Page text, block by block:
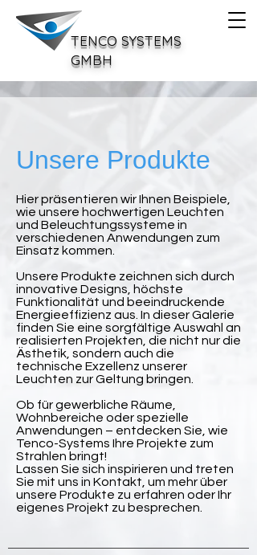
TENCO SYSTEMS
GMBH
Unsere Produkte
Hier präsentieren wir Ihnen Beispiele,
wie unsere hochwertigen Leuchten
und Beleuchtungssysteme in
verschiedenen Anwendungen zum
Einsatz kommen.
Unsere Produkte zeichnen sich durch
innovative Designs, höchste
Funktionalität und beeindruckende
Energieeffizienz aus. In dieser Galerie
finden Sie eine sorgfältige Auswahl an
realisierten Projekten, die nicht nur die
Ästhetik, sondern auch die
technische Exzellenz unserer
Leuchten zur Geltung bringen.
Ob für gewerbliche Räume,
Wohnbereiche oder spezielle
Anwendungen – entdecken Sie, wie
Tenco-Systems Ihre Projekte zum
Strahlen bringt!
Lassen Sie sich inspirieren und treten
Sie mit uns in Kontakt, um mehr über
unsere Produkte zu erfahren oder Ihr
eigenes Projekt zu besprechen.